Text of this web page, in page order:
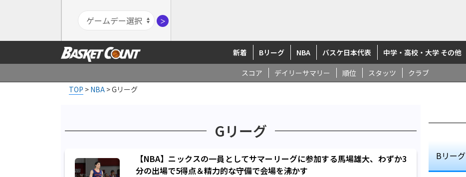
＞
新着 Bリーグ NBA バスケ日本代表 中学・高校・大学 その他
スコア デイリーサマリー 順位 スタッツ
クラブ
TOP > NBA >Gリーグ
Gリーグ
【NBA】ニックスの一員としてサマーリーグに参加する馬場雄大、わずか3
分の出場で5得点＆精力的な守備で会場を沸かす
Bリーグ